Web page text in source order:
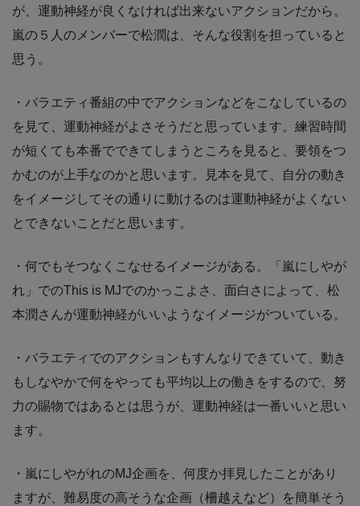
が、運動神経が良くなければ出来ないアクションだから。
嵐の５人のメンバーで松潤は、そんな役割を担っていると
思う。
・バラエティ番組の中でアクションなどをこなしているの
を見て、運動神経がよさそうだと思っています。練習時間
が短くても本番でできてしまうところを見ると、要領をつ
かむのが上手なのかと思います。見本を見て、自分の動き
をイメージしてその通りに動けるのは運動神経がよくない
とできないことだと思います。
・何でもそつなくこなせるイメージがある。「嵐にしやが
れ」でのThis is MJでのかっこよさ、面白さによって、松
本潤さんが運動神経がいいようなイメージがついている。
・バラエティでのアクションもすんなりできていて、動き
もしなやかで何をやっても平均以上の働きをするので、努
力の賜物ではあるとは思うが、運動神経は一番いいと思い
ます。
・嵐にしやがれのMJ企画を、何度か拝見したことがあり
ますが、難易度の高そうな企画（柵越えなど）を簡単そう